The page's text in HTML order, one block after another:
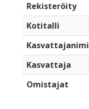
Rekisteröity
Kotitalli
Kasvattajanimi
Kasvattaja
Omistajat